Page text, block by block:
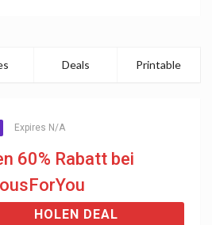
Deals Printable
Expires N/A
60% Rabatt bei
HOLEN DEAL